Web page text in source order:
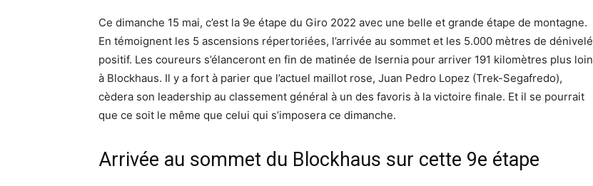
Ce dimanche 15 mai, c’est la 9e étape du Giro 2022 avec une belle et grande étape de montagne.
En témoignent les 5 ascensions répertoriées, l’arrivée au sommet et les 5.000 mètres de dénivelé
positif. Les coureurs s’élanceront en fin de matinée de Isernia pour arriver 191 kilomètres plus loin
à Blockhaus. Il y a fort à parier que l’actuel maillot rose, Juan Pedro Lopez (Trek-Segafredo),
cèdera son leadership au classement général à un des favoris à la victoire finale. Et il se pourrait
que ce soit le même que celui qui s’imposera ce dimanche.
Arrivée au sommet du Blockhaus sur cette 9e étape